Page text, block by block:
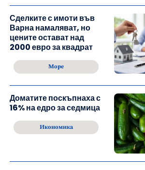
Сделките с имоти във
Варна намаляват, но
цените остават над
2000 евро за квадрат
Море
Доматите поскъпнаха с
16% на едро за седмица
Икономика